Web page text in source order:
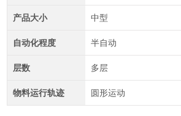
产品大小 中型
自动化程度 半自动
层数 多层
物料运行轨迹 圆形运动